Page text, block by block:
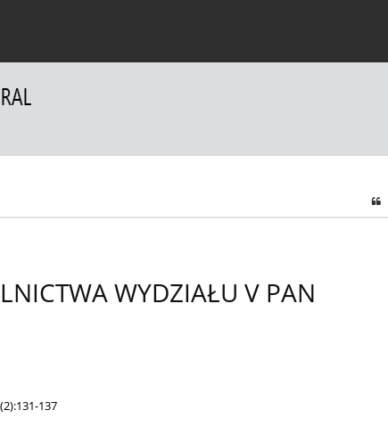
WYDZIAŁU V PAN
137